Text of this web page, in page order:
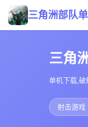
三角洲部队
三角
单机下载,破
射击游戏